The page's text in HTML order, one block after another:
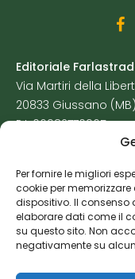
Per fornire le migliori
cookie per
dispositivo. Il consenso
elaborare dati come il
su questo sito. Non
negativamente su
Editoriale
Via Martiri della
20833 Giussano (MB)
P.I. 06982770965
Cookie Policy
Risorse Aggiuntive